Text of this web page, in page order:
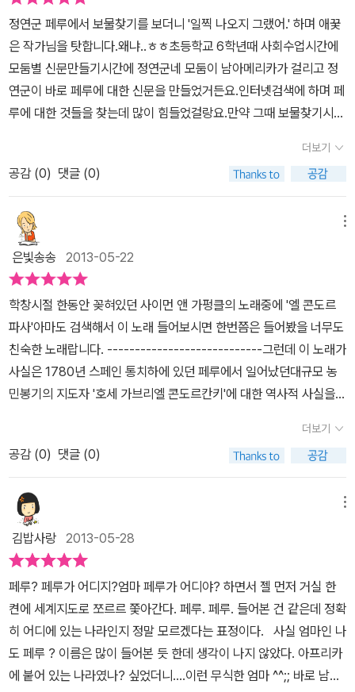
탈은 살점이 떨어져나간 것 같은 고통으로 느껴질 것이다. 유물들은
제자리에 있을 때 더욱 빛을 발할 것이고 그 의미가 더욱 살아날 수 있
을 것이다. 그러한 진정한 가치가 느껴질 수 있는 날이 어서 빨리 오길
함께 기원해본다. 낯선 나라였던 만큼 페루의 음식 문화도 낯설기만
하다. 백두산보다도 더 높은 곳에 위치한 도시이기에 외부인은 고산
병에 시달릴 수밖에 없다고 하는데, 이를 다스리는 특효약이 있다는
것이 신기하다. 그 외에도 수 백 년을 보관할 수 있다는 냉동 건조 감
자 '추뇨'나 쿠스코 대성당에 그려진 <최후의 만찬>에도 등장한다는
다.
지구 반대편에 있어 접하기도, 만나기도 쉽지 않은 나라였지만 책을
읽고 나니 처음보다는 훨씬 가깝게 느껴진다. 알면 알수록 신비롭게
느껴지는 '페루'. 지금은 그 화려했던 문명의 모습이 조금 주춤한 것
같지만, 자신들의 문화를 고집스레 지키고, 이어가려는 그들의 모습
을 보니 언젠가는 다시 한번 찬란하게 비약할 수 있는 날이 오지 않을
까 생각해본다.
진 새가 날아올랐는데이것에서 국기의 색과 모양이 유래되었다고 합
니다.민간기에는 문장이 없고 정부기에는 흰 띠 중앙에 문장이 새겨
져 있네요. 페루는 다양한 문화유산과 더불어 음식도 특별한 것들이
많은데요,어떤 나라를 여행해보려면 그 나라의 음식도 매우 중요하다
고,음식만으로도 그 나라를 이해하는데 도움이 된다고도 하더라구요.
1천 5백 종이 넘는 감자가 자생하고 있는 페루는 거의 모든 음식에 감
자를 곁들여 먹고요일교차가 큰 고산지대에서는 밤에 감자를 얼리고
낮에 녹이는 과정을 수십 번 반복하여, '추뇨'라는 동결 건조 감자를
감자보다 쫄깃해요. 마누곡립공원은 페루의 국립공원인데요,안데스
산맥의 동쪽에 위치한 정글지대입니다.세계에서 가장 다양한 생물종
이 서식하고 있으며 고도의 차이가 심해 기온 변화가 두드러지며, 다
양한 동식물대가 형성되어 있습니다.전제 면적의 70%가 일반인의
출입이 금지된 자연보호구역이며 원주민들만이 그 안에서 살도록 허
용되어 있대요. 잉카 제국의 나라.....페루에서 어느 날 미스터리 고
대 문자 키푸가 발견되고윌리엄 교수의 조교인 코야가 해석해 낸 문
장 ' 엘도라도, 콘도로의 부리 끝에서 잠들다'!그러나 암호를 품은 키
푸는 사라져 버리고, 페루로 온 팡이일행은 보물을 찾아서 페루의 이
은 찾을 수 있을 지 흥미진진해지더라구요. 페루하면 잉카제국이 떠
오르는데요,잉카인들은 태양신을 숭상하며 스스로를 태양의 아들로
칭했다고 해요.따라서 태양의 상징인 황금을 종교적으로 신성시했으
며 화폐나 재물의 개념으로 생각지 않았다고 합니다.유럽인들의 황금
에 대한 탐욕이 강해 잉카인들에겐 낯설고 이상한 것이었지요. 그리
고 잉카제국에서는 석조기술이 뛰어나 수레없이도 커다란 돌을 운반
해 건물과 석벽을 만들었다고 해요. 윌리엄교수의 조교인 코야가 여
왕으로 뽑힌 태양제는요,브라질 리우카니발, 볼리비아 오루로 카니발
과 함께 남미의 3대 축제에요.매년 6월24일에 진행되며, 축제를 보
기 위해 페루의 수많은 원주민과 전 세계의 관광객들이 몰려듭니
다. 태양 사원에 해가 떠오르면 순수한 혈통의 원주민 중에서 뽑힌 황
제와 여왕, 성녀들이쿠스코 동쪽에 있는 요새인 삭사이와망으로 행
정연군 페루에서 보물찾기를 보더니 '일찍 나오지 그랬어.' 하며 애꿎
은 작가님을 탓합니다.왜냐..ㅎㅎ초등학교 6학년때 사회수업시간에
모둠별 신문만들기시간에 정연군네 모둠이 남아메리카가 걸리고 정
연군이 바로 페루에 대한 신문을 만들었거든요.인터넷검색에 하며 페
루에 대한 것들을 찾는데 많이 힘들었걸랑요.만약 그때 보물찾기시리
합니다. 페루에서 보물찾기는 페루에서 윌리엄박사가 코야조교와 키
푸를 해독하고 지구본박사에게 도움을 청하면서 시작해요.팡이일행
이 페루에 도착하니 키푸가 사라지고 해독한 암호로 엘도라도를 찾아
출발~! 와~ 황금의 땅 엘도라도.과연 찾을 수 있을까요?페루에서 보
물찾기는 팡이일행과 코야의 동생 사야와 함께 코야도 찾고 엘도라도
를 찾아 떠나며 페루의 황금박물관, 잉카제국의 수도 쿠스코, 지상화
가 있는 나스카, 공중도시라 불리우는 마추픽추, 티티카카 호수까지
안내하네요. 페루의 여러 도시와 문화유적도 만나고, 세계 탐험 역사
상식코너에서 페루의 역사, 문화, 자연환경, 음식과 문화 그리고 자연
환경까지 세세하게 알려줘요.이러니 아들이 억울해하는게 당연하지
요. 당시에 페루에서 보물찾기가 있었다면 세계탐험 역사상식코너에
있는 자료를 바탕으로 멋진 신문을 만들었을 것 같아요.제가 봐도 자
료가 정말 알차네요. 페루에서 보물찾기를 읽으면서 코야가 '잉카의
유물은 잉카인이 찾고 지켜야지.'라고 한 말이 제일 맘에 와 닿아요.코
떠도는 것이 아니라 우리의 위대한 문화 유산들도 특히나 일제강점기
에 해외로 많이 강탈 당했으니까요.페루에서 보물찾기의 코야처럼 잉
카의 유물을 잉카인들이 지키듯이 우리도 우리의 문화유산을 제대로
보존하면서 외국에 있는 우리 문화유산 환수운동을 적극적으로 지속
적으로 해야하지 않나 하는 생각이 들었어요.그러기 위해서는 우리가
먼저 우리 문화재에 대해 정확히 알고 있어야한다는 생각이 듭니
다. 페루에서 보물찾기를 통해 페루에 대해 안 것 뿐 아니라 오히려 우
리 문화에 대해 더 잘 알아야겠다는 생각을 하게 되네요.우리 것은 당
연히 우리가 지키자!
더보기
공감 (0) 댓글 (0)
은빛송송 2013-05-22
학창시절 한동안 꽂혀있던 사이먼 앤 가펑클의 노래중에 '엘 콘도르
파사'아마도 검색해서 이 노래 들어보시면 한번쯤은 들어봤을 너무도
친숙한 노래랍니다. ----------------------------그런데 이 노래가
사실은 1780년 스페인 통치하에 있던 페루에서 일어났던대규모 농
민봉기의 지도자 '호세 가브리엘 콘도르칸키'에 대한 역사적 사실을
레스'가1913년에 작곡한 오페레타 '콘도르칸키'의 테마음악이었다고
하네요. 스페인 정복자에 의해 핍박받는 잉카인들의 삶의 애환과 농
민봉기를 이끌었던콘도르칸키의 정신을 담아낸 원곡과는 달리 사이
먼 앤 가펑클이 부른 노래의 가사내용은콘도르칸키에 대해 아무것도
모르는 폴 사이먼이 임의로 서정적인 가사를 붙인 것이라는데자유를
그려냈다는 점은 두 곡의 공통점이라고 할 수 있겠어요.(출처 : 솔잎
향기님의 네이버 블로그)---------------------------- 책에 투팍
아마루2세로 나온 건 잉카의 마지막 황제 투팍 아마루의 후손임을 자
처하고투팍 아마루 2세로 개명한 것이구요. 잉카인들이 스페인군
을 피해 도망친 마지막 도시라는 마추픽추~세계 7대 불가사의 중 하
나인 잉카의 잃어버린 도시지요. 산과 절벽, 밀림 때문에 밑에서 전혀
마추픽추를 볼 수가 없고 공중에서만 확인할 수 있다고 하니스페인
더보기
공감 (0) 댓글 (0)
김밥사랑 2013-05-28
페루? 페루가 어디지?엄마 페루가 어디야? 하면서 젤 먼저 거실 한
켠에 세계지도로 쪼르르 쫓아간다. 페루. 페루. 들어본 건 같은데 정확
히 어디에 있는 나라인지 정말 모르겠다는 표정이다. 사실 엄마인 나
도 페루 ? 이름은 많이 들어본 듯 한데 생각이 나지 않았다. 아프리카
에 붙어 있는 나라였나? 싶었더니....이런 무식한 엄마 ^^;; 바로 남아